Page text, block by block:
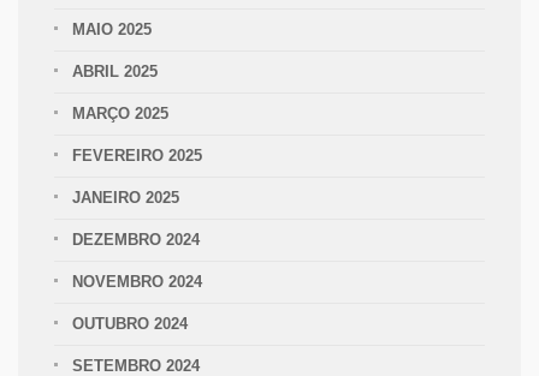
MAIO 2025
ABRIL 2025
MARÇO 2025
FEVEREIRO 2025
JANEIRO 2025
DEZEMBRO 2024
NOVEMBRO 2024
OUTUBRO 2024
SETEMBRO 2024